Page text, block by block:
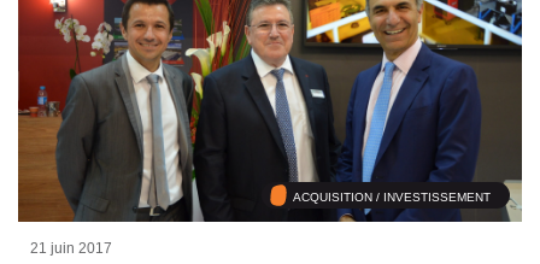
ACQUISITION / INVESTISSEMENT
21 juin 2017